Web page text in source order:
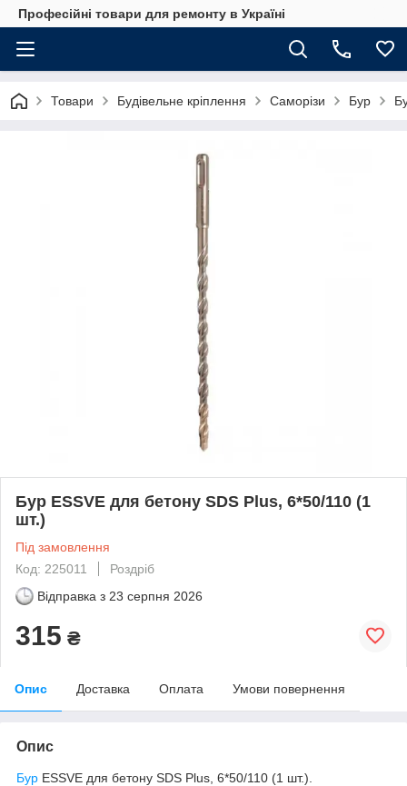
Професійні товари для ремонту в Україні
Товари Будівельне кріплення Саморізи Бур
Бур ESSVE для бетону SDS Plus, 6*50/110 (1
шт.)
Під замовлення
Код: 225011
Роздріб
Відправка з 23 серпня 2026
315 ₴
Опис Доставка Оплата Умови повернення
Опис
Бур ESSVE для бетону SDS Plus, 6*50/110 (1 шт.).